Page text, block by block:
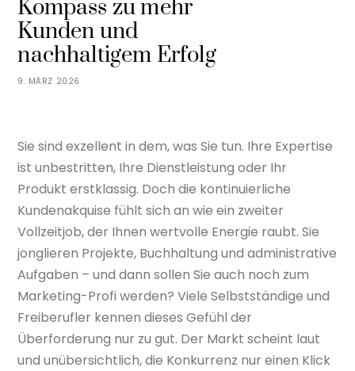
9. MÄRZ 2026
Kompass zu mehr
Kunden und
nachhaltigem Erfolg
Sie sind exzellent in dem, was Sie tun. Ihre Expertise
ist unbestritten, Ihre Dienstleistung oder Ihr
Produkt erstklassig. Doch die kontinuierliche
Kundenakquise fühlt sich an wie ein zweiter
Vollzeitjob, der Ihnen wertvolle Energie raubt. Sie
jonglieren Projekte, Buchhaltung und administrative
Aufgaben – und dann sollen Sie auch noch zum
Marketing-Profi werden? Viele Selbstständige und
Freiberufler kennen dieses Gefühl der
Überforderung nur zu gut. Der Markt scheint laut
und unübersichtlich, die Konkurrenz nur einen Klick